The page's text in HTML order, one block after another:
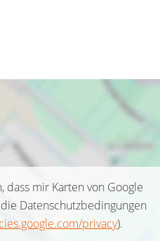
mir Karten von Google
Datenschutzbedingungen
privacy).